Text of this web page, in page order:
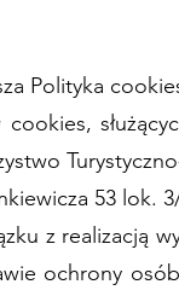
Polityka
cookies,
53 lok.
z realizacją
ochrony